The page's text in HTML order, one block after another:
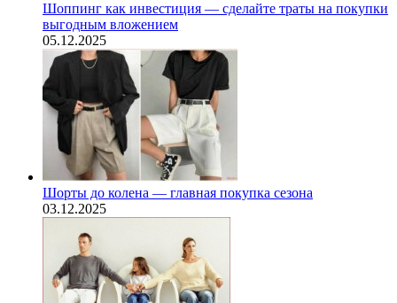
Шоппинг как инвестиция — сделайте траты на покупки
выгодным вложением
05.12.2025
Шорты до колена — главная покупка сезона
03.12.2025